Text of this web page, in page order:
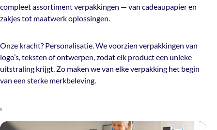
compleet assortiment verpakkingen — van cadeaupapier en
zakjes tot maatwerk oplossingen.
Onze kracht? Personalisatie. We voorzien verpakkingen van
logo’s, teksten of ontwerpen, zodat elk product een unieke
uitstraling krijgt. Zo maken we van elke verpakking het begin
van een sterke merkbeleving.
Meer over The Packery